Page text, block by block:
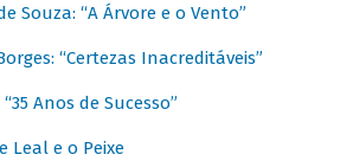
Souza: “A Árvore e o Vento”
“Certezas Inacreditáveis”
Anos de Sucesso”
Leal e o Peixe